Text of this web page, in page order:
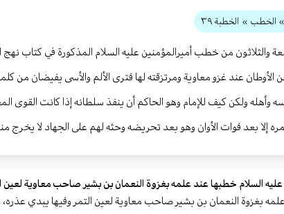
» الخطب » الخطبة ٣٩
والثلاثون من خطب أميرالمؤمنين عليه السلام المذكورة في كتاب
الأوطان عند غزو معاوية ومرتزقته لها فترى الألم والأسى يفيضان من
وأهله ولكن كيف للإمام وهو الحاكم أن ينفذ سلطانه إذا كانت القوى
إلا بعد فوات الأوان وهو بعد تحريضه وحثه لهم على الجهاد لا
السلام خطبها عند علمه بغزوة النعمان بن بشير صاحب معاوية لعين
بغزوة النعمان بن بشير صاحب معاوية لعين التمر وفيها يبدي